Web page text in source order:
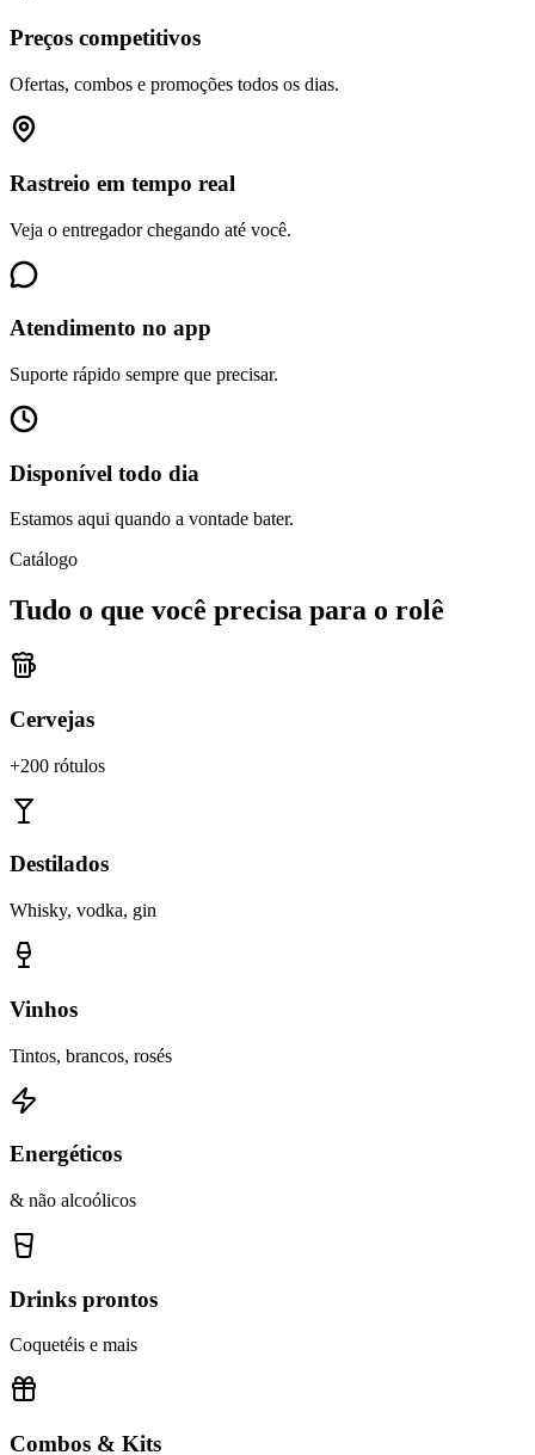
Preços competitivos
Ofertas, combos e promoções todos os dias.
Rastreio em tempo real
Veja o entregador chegando até você.
Atendimento no app
Suporte rápido sempre que precisar.
Disponível todo dia
Estamos aqui quando a vontade bater.
Catálogo
Tudo o que você precisa para o rolê
Cervejas
+200 rótulos
Destilados
Whisky, vodka, gin
Vinhos
Tintos, brancos, rosés
Energéticos
& não alcoólicos
Drinks prontos
Coquetéis e mais
Combos & Kits